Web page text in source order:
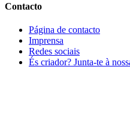
Contacto
Página de contacto
Imprensa
Redes sociais
És criador? Junta-te à